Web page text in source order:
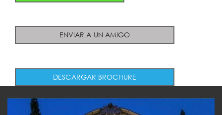
ENVIAR A UN AMIGO
DESCARGAR BROCHURE